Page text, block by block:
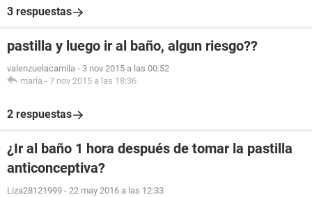
3 respuestas
pastilla y luego ir al baño, algun riesgo??
valenzuelacamila - 3 nov 2015 a las 00:52
maria - 7 nov 2015 a las 18:36
2 respuestas
¿Ir al baño 1 hora después de tomar la pastilla
anticonceptiva?
Liza28121999 - 22 may 2016 a las 12:33